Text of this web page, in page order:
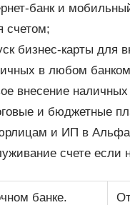
банк и
счетом;
бизнес-карты для
в любом
внесение наличных
и бюджетные
и ИП в
счете если
банке.